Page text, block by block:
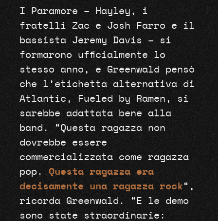
I Paramore – Hayley, i
fratelli Zac e Josh Farro e il
bassista Jeremy Davis – si
formarono ufficialmente lo
stesso anno, e Greenwald pensò
che l’etichetta alternativa di
Atlantic, Fueled by Ramen, si
sarebbe adattata bene alla
band. “Questa ragazza non
dovrebbe essere
commercializzata come ragazza
pop. Questa ragazza era
decisamente una ragazza rock“,
ricorda Greenwald. “E le demo
sono state straordinarie: